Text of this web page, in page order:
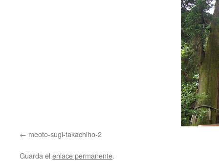
meoto-sugi-takachiho-2
Guarda el enlace permanente.